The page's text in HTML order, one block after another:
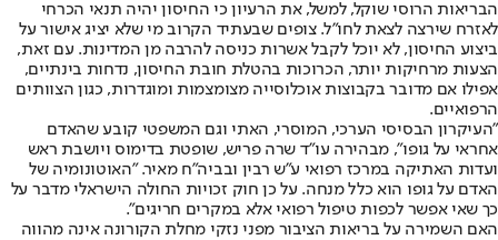
הבריאות הרוסי שוקל, למשל, את הרעיון כי החיסון יהיה תנאי הכרחי
לאזרח שירצה לצאת לחו"ל. צופים שבעתיד הקרוב מי שלא יציג אישור על
ביצוע החיסון, לא יוכל לקבל אשרות כניסה להרבה מן המדינות. עם זאת,
הצעות מרחיקות יותר, הכרוכות בהטלת חובת החיסון, נדחות בינתיים,
אפילו אם מדובר בקבוצות אוכלוסייה מצומצמות ומוגדרות, כגון הצוותים
הרפואיים.
"העיקרון הבסיסי הערכי, המוסרי, האתי וגם המשפטי קובע שהאדם
אחראי על גופו", מבהירה עו"ד שרה פריש, שופטת בדימוס ויושבת ראש
ועדות האתיקה במרכז רפואי ע"ש רבין ובביה"ח מאיר. "האוטונומיה של
האדם על גופו הוא כלל מנחה. על כן חוק זכויות החולה הישראלי מדבר על
כך שאי אפשר לכפות טיפול רפואי אלא במקרים חריגים".
האם השמירה על בריאות הציבור מפני נזקי מחלת הקורונה אינה מהווה